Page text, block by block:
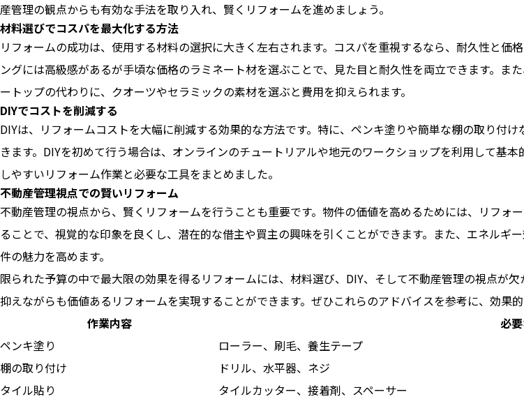
産管理の観点からも有効な手法を取り入れ、賢くリフォームを進めましょう。
材料選びでコスパを最大化する方法
リフォームの成功は、使用する材料の選択に大きく左右されます。コスパを重視するなら、耐久性と価
ングには高級感があるが手頃な価格のラミネート材を選ぶことで、見た目と耐久性を両立できます。ま
ートップの代わりに、クオーツやセラミックの素材を選ぶと費用を抑えられます。
DIYでコストを削減する
DIYは、リフォームコストを大幅に削減する効果的な方法です。特に、ペンキ塗りや簡単な棚の取り付
きます。DIYを初めて行う場合は、オンラインのチュートリアルや地元のワークショップを利用して基
しやすいリフォーム作業と必要な工具をまとめました。
不動産管理視点での賢いリフォーム
不動産管理の視点から、賢くリフォームを行うことも重要です。物件の価値を高めるためには、リフォ
ることで、視覚的な印象を良くし、潜在的な借主や買主の興味を引くことができます。また、エネルギ
件の魅力を高めます。
限られた予算の中で最大限の効果を得るリフォームには、材料選び、DIY、そして不動産管理の視点が
抑えながらも価値あるリフォームを実現することができます。ぜひこれらのアドバイスを参考に、効果
作業内容
必
ペンキ塗り
ローラー、刷毛、養生テープ
棚の取り付け
ドリル、水平器、ネジ
タイル貼り
タイルカッター、接着剤、スペーサー